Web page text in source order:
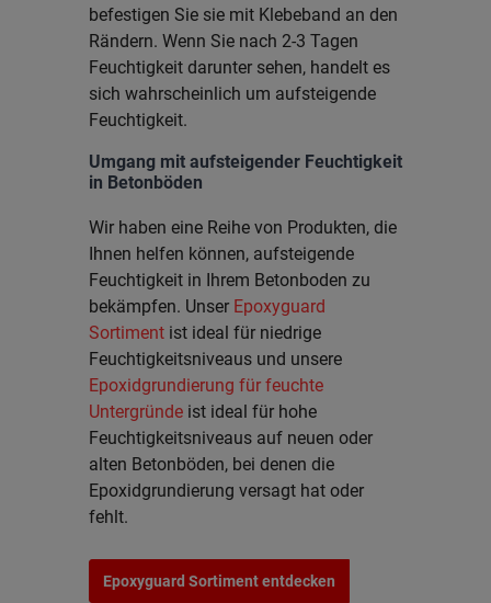
befestigen Sie sie mit Klebeband an den
Rändern. Wenn Sie nach 2-3 Tagen
Feuchtigkeit darunter sehen, handelt es
sich wahrscheinlich um aufsteigende
Feuchtigkeit.
Umgang mit aufsteigender Feuchtigkeit
in Betonböden
Wir haben eine Reihe von Produkten, die
Ihnen helfen können, aufsteigende
Feuchtigkeit in Ihrem Betonboden zu
bekämpfen. Unser Epoxyguard
Sortimentist ideal für niedrige
Feuchtigkeitsniveaus und unsere
Epoxidgrundierung für feuchte
Untergründeist ideal für hohe
Feuchtigkeitsniveaus auf neuen oder
alten Betonböden, bei denen die
Epoxidgrundierung versagt hat oder
fehlt.
Epoxyguard Sortiment entdecken